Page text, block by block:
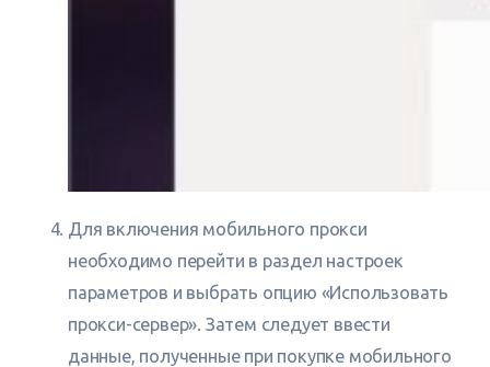
Для включения мобильного прокси
необходимо перейти в раздел настроек
параметров и выбрать опцию «Использовать
прокси-сервер». Затем следует ввести
данные, полученные при покупке мобильного